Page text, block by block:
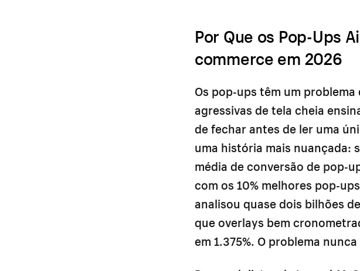
Por Que os Pop-Ups
commerce em 2026
Os pop-ups têm um
agressivas de tela cheia
de fechar antes de ler uma
uma história mais nuançada:
média de conversão de pop-
com os 10% melhores pop-
analisou quase dois bilhões
que overlays bem
em 1.375%. O problema